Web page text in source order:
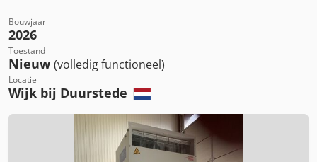
Bouwjaar
2026
Toestand
Nieuw (volledig functioneel)
Locatie
Wijk bij Duurstede